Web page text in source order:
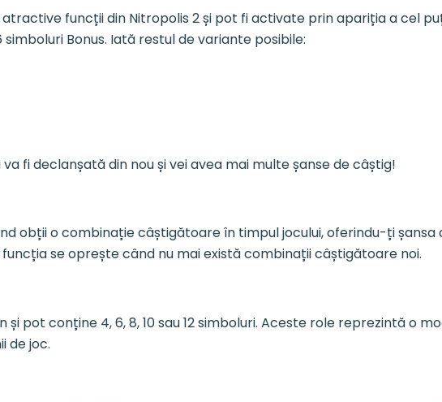
funcții din Nitropolis 2 și pot fi activate prin apariția a cel
Bonus. Iată restul de variante posibile:
fi declanșată din nou și vei avea mai multe șanse de câștig!
obții o combinație câștigătoare în timpul jocului, oferindu-ți șansa
se oprește când nu mai există combinații câștigătoare noi.
pot conține 4, 6, 8, 10 sau 12 simboluri. Aceste role reprezintă o
de joc.